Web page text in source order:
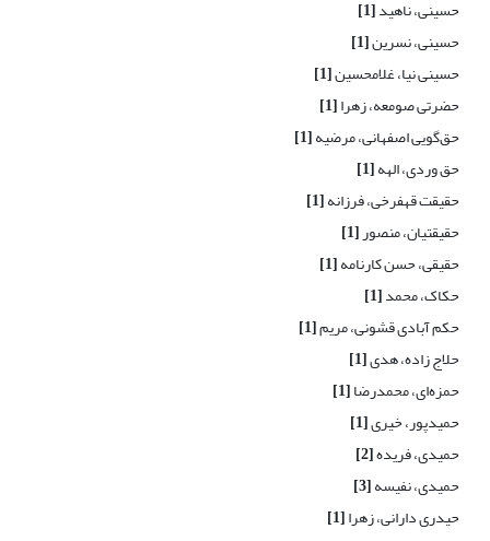
حسینی، ناهید[1]
حسینی، نسرین[1]
حسینی نیا، غلامحسین[1]
حضرتی صومعه، زهرا[1]
حق‌گویی اصفهانی، مرضیه[1]
حق وردی، الهه[1]
حقیقت قهفرخی، فرزانه[1]
حقیقتیان، منصور[1]
حقیقی، حسن کارنامه[1]
حکاک، محمد[1]
حکم آبادی قشونی، مریم[1]
حلاج زاده، هدی[1]
حمزه‌ای، محمدرضا[1]
حمیدپور، خیری[1]
حمیدی، فریده[2]
حمیدی، نفیسه[3]
حیدری دارانی، زهرا[1]